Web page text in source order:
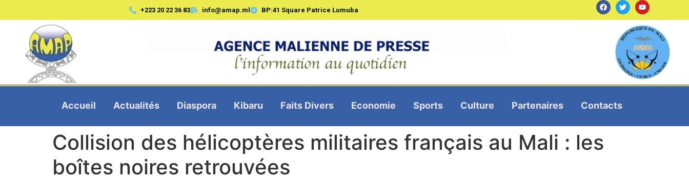
+223 20 22 36 83 info@amap.ml BP:41 Square Patrice Lumuba
Accueil Actualités Diaspora Kibaru Faits Divers Economie Sports Culture Partenaires Contacts
Collision des hélicoptères militaires français au Mali : les
boîtes noires retrouvées